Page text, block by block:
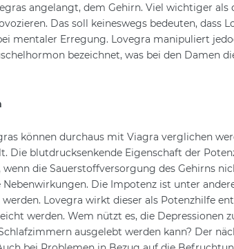
angelangt, dem Gehirn. Viel wichtiger
Das soll keineswegs bedeuten, dass
mentaler Erregung. Lovegra manipuliert
bezeichnet, was bei den Damen
können durchaus mit Viagra verglichen
Die blutdrucksenkende Eigenschaft der
die Sauerstoffversorgung des Gehirns
Die Impotenz ist unter
Lovegra wirkt dieser als Potenzhilfe
werden. Wem nützt es, die Depressionen
ausgelebt werden kann? Der